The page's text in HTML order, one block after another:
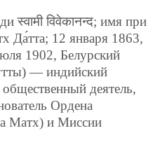
स्वामी विवेकानन्द; имя при
Да́тта; 12 января 1863,
1902, Белурский
— индийский
деятель,
Ордена
Матх) и Миссии